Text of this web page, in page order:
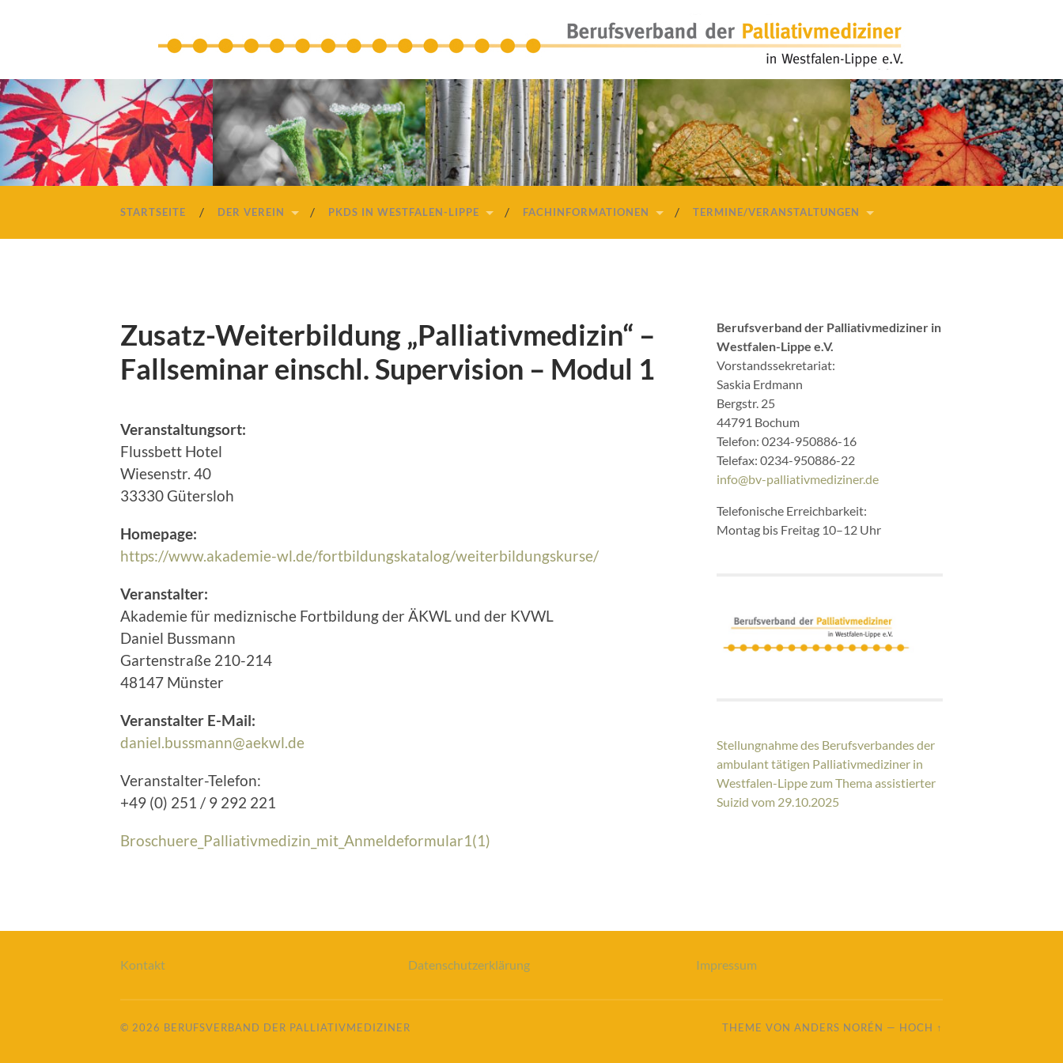
Berufsverband
der
Palliativmediziner
STARTSEITE DER VEREIN PKDS IN WESTFALEN-LIPPE FACHINFORMATIONEN TERMINE/VERANSTALTUNGEN
Zusatz-Weiterbildung „Palliativmedizin“ –
Fallseminar einschl. Supervision – Modul 1
Veranstaltungsort:
Flussbett Hotel
Wiesenstr. 40
33330 Gütersloh
Homepage:
https://www.akademie-wl.de/fortbildungskatalog/weiterbildungskurse/
Veranstalter:
Akademie für mediznische Fortbildung der ÄKWL und der KVWL
Daniel Bussmann
Gartenstraße 210-214
48147 Münster
Veranstalter E-Mail:
daniel.bussmann@aekwl.de
Veranstalter-Telefon:
+49 (0) 251 / 9 292 221
Broschuere_Palliativmedizin_mit_Anmeldeformular1(1)
Berufsverband der Palliativmediziner in
Westfalen-Lippe e.V.
Vorstandssekretariat:
Saskia Erdmann
Bergstr. 25
44791 Bochum
Telefon: 0234-950886-16
Telefax: 0234-950886-22
info@bv-palliativmediziner.de
Telefonische Erreichbarkeit:
Montag bis Freitag 10–12 Uhr
Stellungnahme des Berufsverbandes der
ambulant tätigen Palliativmediziner in
Westfalen-Lippe zum Thema assistierter
Suizid vom 29.10.2025
Kontakt Datenschutzerklärung Impressum
© 2026 BERUFSVERBAND DER PALLIATIVMEDIZINER THEME VON ANDERS NORÉN — HOCH ↑